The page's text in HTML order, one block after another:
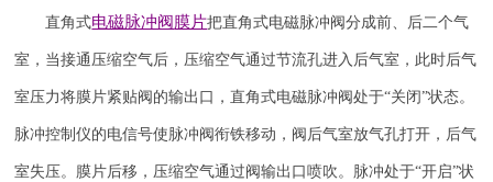
直角式电磁脉冲阀膜片把直角式电磁脉冲阀分成前、后二个气
室，当接通压缩空气后，压缩空气通过节流孔进入后气室，此时后气
室压力将膜片紧贴阀的输出口，直角式电磁脉冲阀处于“关闭”状态。
脉冲控制仪的电信号使脉冲阀衔铁移动，阀后气室放气孔打开，后气
室失压。膜片后移，压缩空气通过阀输出口喷吹。脉冲处于“开启”状